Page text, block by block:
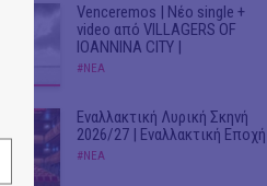
Venceremos | Νέο single +
video από VILLAGERS OF
IOANNINA CITY |
#ΝΕΑ
Εναλλακτική Λυρική Σκηνή
2026/27 | Εναλλακτική Εποχή
#ΝΕΑ